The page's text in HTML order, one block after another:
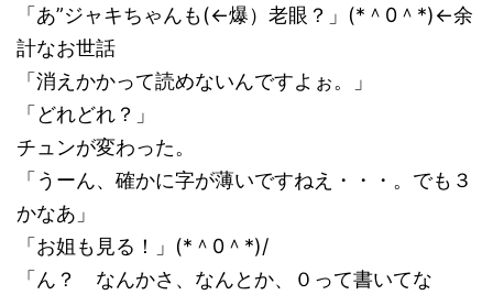
「あ”ジャキちゃんも(←爆）老眼？」(*＾0＾*)←余
計なお世話
「消えかかって読めないんですよぉ。」
「どれどれ？」
チュンが変わった。
「うーん、確かに字が薄いですねえ・・・。でも３
かなあ」
「お姐も見る！」(*＾0＾*)/
「ん？ なんかさ、なんとか、０って書いてな